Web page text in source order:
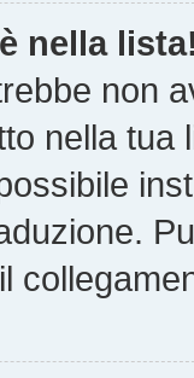
nella
non
nella tua